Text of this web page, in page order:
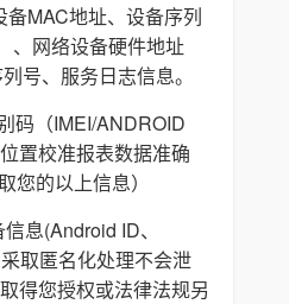
MAC地址、设备序列
、网络设备硬件地址
号、服务日志信息。
码（IMEI/ANDROID
置校准报表数据准确
的以上信息）
息(Android ID、
取匿名化处理不会泄
得您授权或法律法规另